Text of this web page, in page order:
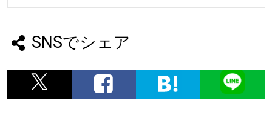
SNSでシェア